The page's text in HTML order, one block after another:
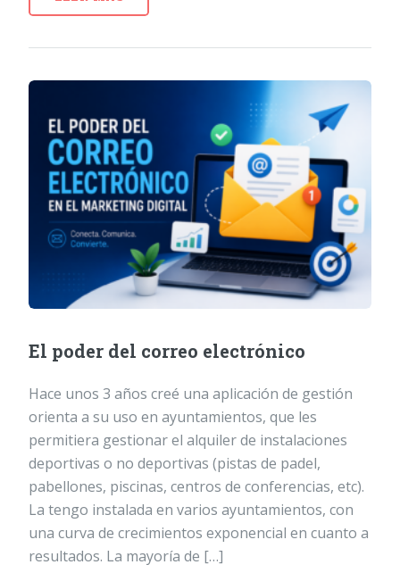
El poder del correo electrónico
Hace unos 3 años creé una aplicación de gestión
orienta a su uso en ayuntamientos, que les
permitiera gestionar el alquiler de instalaciones
deportivas o no deportivas (pistas de padel,
pabellones, piscinas, centros de conferencias, etc).
La tengo instalada en varios ayuntamientos, con
una curva de crecimientos exponencial en cuanto a
resultados. La mayoría de […]